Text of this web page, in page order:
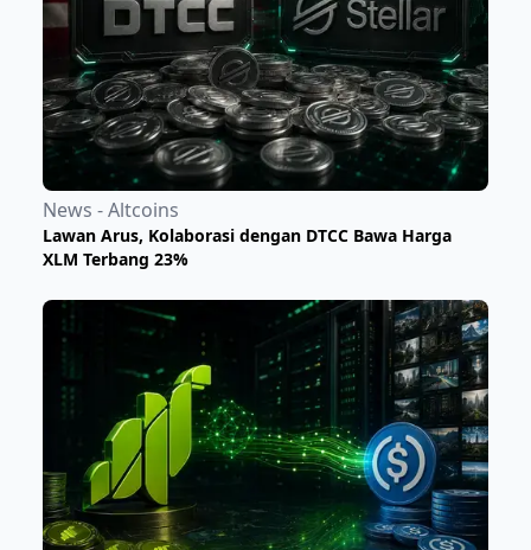
News - Altcoins
Lawan Arus, Kolaborasi dengan DTCC Bawa Harga
XLM Terbang 23%